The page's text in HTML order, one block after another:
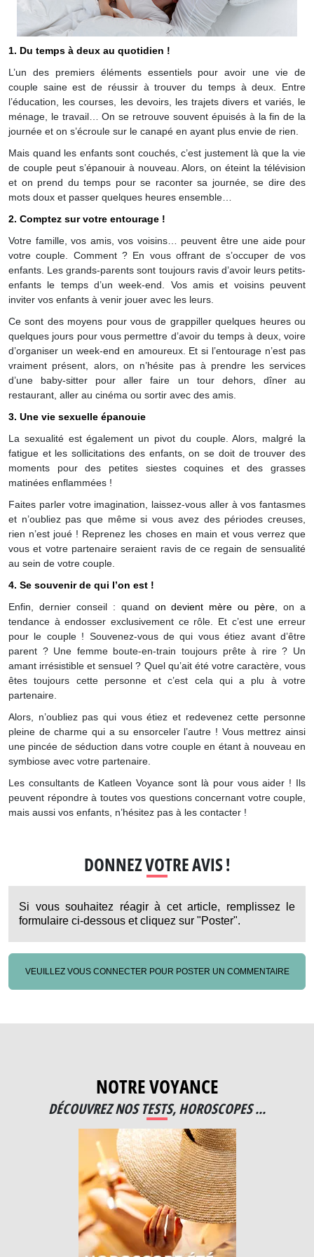
1. Du temps à deux au quotidien !
L’un des premiers éléments essentiels pour avoir une vie de
couple saine est de réussir à trouver du temps à deux. Entre
l’éducation, les courses, les devoirs, les trajets divers et variés, le
ménage, le travail… On se retrouve souvent épuisés à la fin de la
journée et on s’écroule sur le canapé en ayant plus envie de rien.
Mais quand les enfants sont couchés, c’est justement là que la vie
de couple peut s’épanouir à nouveau. Alors, on éteint la télévision
et on prend du temps pour se raconter sa journée, se dire des
mots doux et passer quelques heures ensemble…
2. Comptez sur votre entourage !
Votre famille, vos amis, vos voisins… peuvent être une aide pour
votre couple. Comment ? En vous offrant de s’occuper de vos
enfants. Les grands-parents sont toujours ravis d’avoir leurs petits-
enfants le temps d’un week-end. Vos amis et voisins peuvent
inviter vos enfants à venir jouer avec les leurs.
Ce sont des moyens pour vous de grappiller quelques heures ou
quelques jours pour vous permettre d’avoir du temps à deux, voire
d’organiser un week-end en amoureux. Et si l’entourage n’est pas
vraiment présent, alors, on n’hésite pas à prendre les services
d’une baby-sitter pour aller faire un tour dehors, dîner au
restaurant, aller au cinéma ou sortir avec des amis.
3. Une vie sexuelle épanouie
La sexualité est également un pivot du couple. Alors, malgré la
fatigue et les sollicitations des enfants, on se doit de trouver des
moments pour des petites siestes coquines et des grasses
matinées enflammées !
Faites parler votre imagination, laissez-vous aller à vos fantasmes
et n’oubliez pas que même si vous avez des périodes creuses,
rien n’est joué ! Reprenez les choses en main et vous verrez que
vous et votre partenaire seraient ravis de ce regain de sensualité
au sein de votre couple.
4. Se souvenir de qui l’on est !
Enfin, dernier conseil : quand on devient mère ou père, on a
tendance à endosser exclusivement ce rôle. Et c’est une erreur
pour le couple ! Souvenez-vous de qui vous étiez avant d’être
parent ? Une femme boute-en-train toujours prête à rire ? Un
amant irrésistible et sensuel ? Quel qu’ait été votre caractère, vous
êtes toujours cette personne et c’est cela qui a plu à votre
partenaire.
Alors, n’oubliez pas qui vous étiez et redevenez cette personne
pleine de charme qui a su ensorceler l’autre ! Vous mettrez ainsi
une pincée de séduction dans votre couple en étant à nouveau en
symbiose avec votre partenaire.
Les consultants de Katleen Voyance sont là pour vous aider ! Ils
peuvent répondre à toutes vos questions concernant votre couple,
mais aussi vos enfants, n’hésitez pas à les contacter !
DONNEZ VOTRE AVIS !
Si vous souhaitez réagir à cet article, remplissez le
formulaire ci-dessous et cliquez sur "Poster".
VEUILLEZ VOUS CONNECTER POUR POSTER UN COMMENTAIRE
NOTRE VOYANCE
DÉCOUVREZ NOS TESTS, HOROSCOPES ...